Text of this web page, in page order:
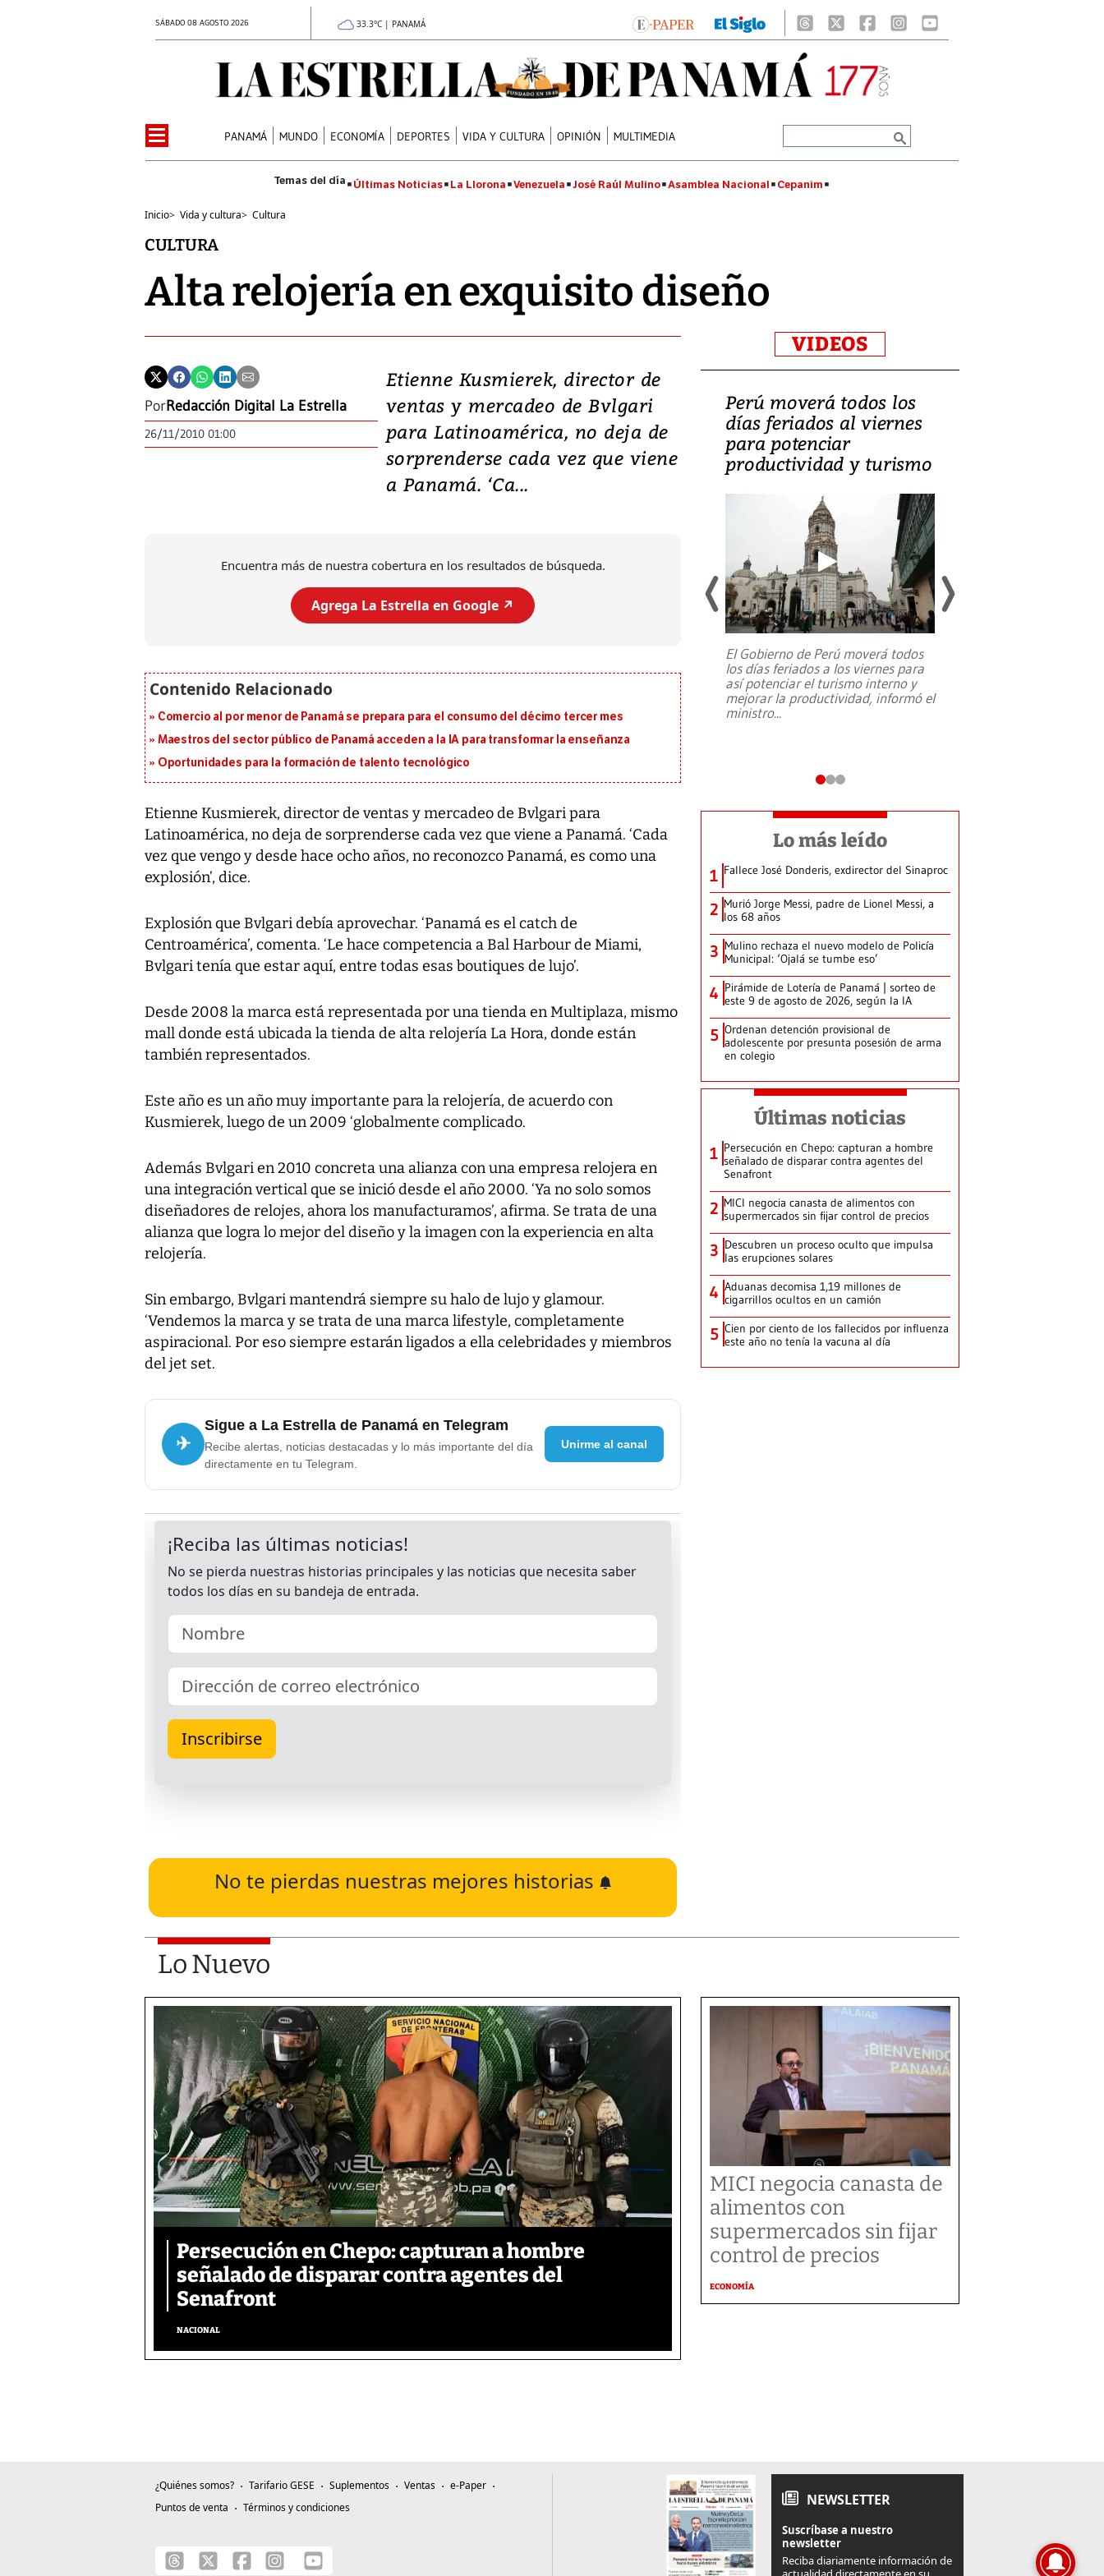
SÁBADO 08 AGOSTO 2026 33.3°C | PANAMÁ
PANAMÁ MUNDO ECONOMÍA DEPORTES VIDA Y CULTURA OPINIÓN MULTIMEDIA
Últimas Noticias La Llorona Venezuela José Raúl Mulino Asamblea Nacional Cepanim
Inicio> Vida y cultura> Cultura
CULTURA
Alta relojería en exquisito diseño
PorRedacción Digital La Estrella
26/11/2010 01:00
Etienne Kusmierek, director de
ventas y mercadeo de Bvlgari
para Latinoamérica, no deja de
sorprenderse cada vez que viene
a Panamá. ‘Ca...
Encuentra más de nuestra cobertura en los resultados de búsqueda.
Agrega La Estrella en Google ↗️
Comercio al por menor de Panamá se prepara para el consumo del décimo tercer mes
Maestros del sector público de Panamá acceden a la IA para transformar la enseñanza
Oportunidades para la formación de talento tecnológico
Etienne Kusmierek, director de ventas y mercadeo de Bvlgari para
Latinoamérica, no deja de sorprenderse cada vez que viene a Panamá. ‘Cada
vez que vengo y desde hace ocho años, no reconozco Panamá, es como una
explosión’, dice.
Explosión que Bvlgari debía aprovechar. ‘Panamá es el catch de
Centroamérica’, comenta. ‘Le hace competencia a Bal Harbour de Miami,
Bvlgari tenía que estar aquí, entre todas esas boutiques de lujo’.
Desde 2008 la marca está representada por una tienda en Multiplaza, mismo
mall donde está ubicada la tienda de alta relojería La Hora, donde están
también representados.
Este año es un año muy importante para la relojería, de acuerdo con
Kusmierek, luego de un 2009 ‘globalmente complicado.
Además Bvlgari en 2010 concreta una alianza con una empresa relojera en
una integración vertical que se inició desde el año 2000. ‘Ya no solo somos
diseñadores de relojes, ahora los manufacturamos’, afirma. Se trata de una
alianza que logra lo mejor del diseño y la imagen con la experiencia en alta
relojería.
Sin embargo, Bvlgari mantendrá siempre su halo de lujo y glamour.
‘Vendemos la marca y se trata de una marca lifestyle, completamente
aspiracional. Por eso siempre estarán ligados a ella celebridades y miembros
del jet set.
✈
Sigue a La Estrella de Panamá en Telegram
Recibe alertas, noticias destacadas y lo más importante del día
directamente en tu Telegram.
Unirme al canal
No te pierdas nuestras mejores historias
VIDEOS
Video: Lula lanza su
candidatura con
promesas de inversión
en defensa, educación y
tierras raras
Entre recuerdos y escuetas
da Silva, oficializó este domingo su
candidatura...
Perú moverá todos los
días feriados al viernes
para potenciar
productividad y turismo
El Gobierno de Perú moverá todos
los días feriados a los viernes para
así potenciar el turismo interno y
mejorar la productividad, informó el
ministro...
Lo más leído
1 Fallece José Donderis, exdirector del Sinaproc
2 Murió Jorge Messi, padre de Lionel Messi, a
los 68 años
3 Mulino rechaza el nuevo modelo de Policía
Municipal: ‘Ojalá se tumbe eso’
4 Pirámide de Lotería de Panamá | sorteo de
este 9 de agosto de 2026, según la IA
5 Ordenan detención provisional de
adolescente por presunta posesión de arma
en colegio
Últimas noticias
1 Persecución en Chepo: capturan a hombre
señalado de disparar contra agentes del
Senafront
2 MICI negocia canasta de alimentos con
supermercados sin fijar control de precios
3 Descubren un proceso oculto que impulsa
las erupciones solares
4 Aduanas decomisa 1,19 millones de
cigarrillos ocultos en un camión
5 Cien por ciento de los fallecidos por influenza
este año no tenía la vacuna al día
Lo Nuevo
Persecución en Chepo: capturan a hombre
señalado de disparar contra agentes del
Senafront
NACIONAL
MICI negocia canasta de
alimentos con
supermercados sin fijar
control de precios
ECONOMÍA
¿Quiénes somos? Tarifario GESE Suplementos Ventas
e-Paper
Puntos de venta
Términos y condiciones NEWSLETTER
Suscríbase a nuestro
newsletter
Reciba diariamente información de